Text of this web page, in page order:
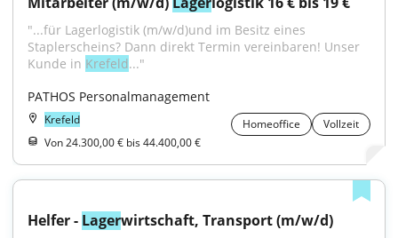
"...für Lagerlogistik (m/w/d)und im Besitz eines
Staplerscheins? Dann direkt Termin vereinbaren! Unser
Kunde in Krefeld..."
PATHOS Personalmanagement
Krefeld Homeoffice
Vollzeit
Von 24.300,00 € bis 44.400,00 €
Helfer - Lagerwirtschaft, Transport (m/w/d)